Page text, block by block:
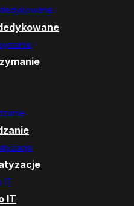
IT